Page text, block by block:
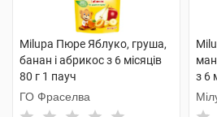
Milupa Пюре Яблуко, груша,
банан і абрикос з 6 місяців
80 г 1 пауч
ГО Фраселва
з 6